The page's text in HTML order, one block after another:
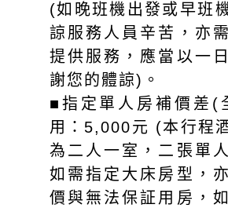
(如晚班機出發或早班
諒服務人員辛苦，亦
提供服務，應當以一
謝您的體諒)。
■指定單人房補價差(
用：5,000元 (本行程
為二人一室，二張單
如需指定大床房型，
價與無法保証用房，